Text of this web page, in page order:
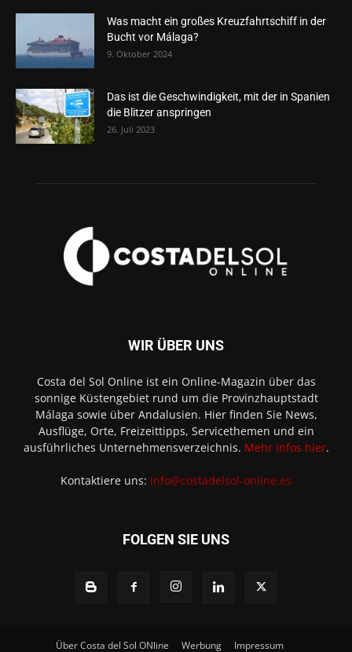
Was macht ein großes Kreuzfahrtschiff in der
Bucht vor Málaga?
9. Oktober 2024
Das ist die Geschwindigkeit, mit der in Spanien
die Blitzer anspringen
26. Juli 2023
WIR ÜBER UNS
Costa del Sol Online ist ein Online-Magazin über das
sonnige Küstengebiet rund um die Provinzhauptstadt
Málaga sowie über Andalusien. Hier finden Sie News,
Ausflüge, Orte, Freizeittipps, Servicethemen und ein
ausführliches Unternehmensverzeichnis. Mehr Infos hier.
Kontaktiere uns: info@costadelsol-online.es
FOLGEN SIE UNS
Über Costa del Sol ONline Werbung Impressum